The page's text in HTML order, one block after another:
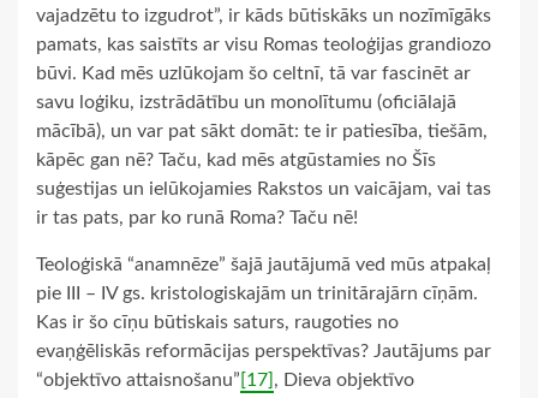
vajadzētu to izgudrot”, ir kāds būtiskāks un nozīmīgāks
pamats, kas saistīts ar visu Romas teoloģijas grandiozo
būvi. Kad mēs uzlūkojam šo celtnī, tā var fascinēt ar
savu loģiku, izstrādātību un monolītumu (oficiālajā
mācībā), un var pat sākt domāt: te ir patiesība, tiešām,
kāpēc gan nē? Taču, kad mēs atgūstamies no Šīs
suģestijas un ielūkojamies Rakstos un vaicājam, vai tas
ir tas pats, par ko runā Roma? Taču nē!
Teoloģiskā “anamnēze” šajā jautājumā ved mūs atpakaļ
pie III – IV gs. kristologiskajām un trinitārajārn cīņām.
Kas ir šo cīņu būtiskais saturs, raugoties no
evaņģēliskās reformācijas perspektīvas? Jautājums par
“objektīvo attaisnošanu” [17] , Dieva objektīvo